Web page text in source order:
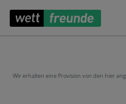
Wir erhalten eine Provision von den hier